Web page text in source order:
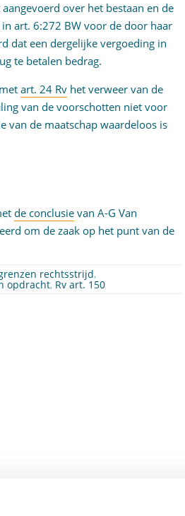
over het bestaan en de
art. 6:272 BW voor de door haar
dat een dergelijke vergoeding in
te betalen bedrag.
art. 24 Rv het verweer van de
van de voorschotten niet voor
van de maatschap waardeloos is
de conclusie van A-G Van
om de zaak op het punt van de
rechtsstrijd,
opdracht, Rv art. 150